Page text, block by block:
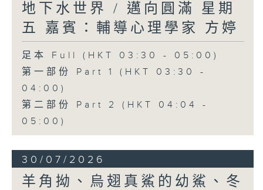
地下水世界 / 邁向圓滿 星期
五 嘉賓：輔導心理學家 方婷
足本 Full (HKT 03:30 - 05:00)
第一部份 Part 1 (HKT 03:30 -
04:00)
第二部份 Part 2 (HKT 04:04 -
05:00)
30/07/2026
羊角拗、烏翅真鯊的幼鯊、冬